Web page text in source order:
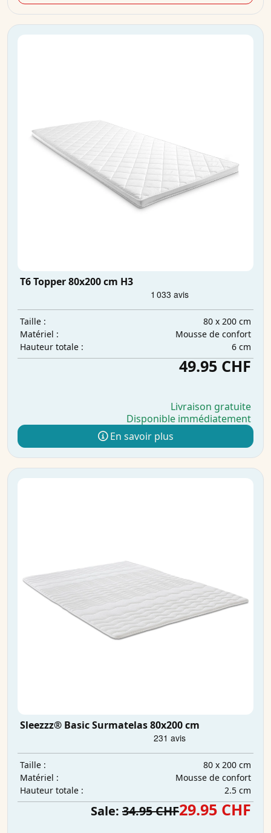
T6 Topper 80x200 cm H3
Taille :
80 x 200 cm
Matériel :
Mousse de confort
Hauteur totale :
6 cm
49.95 CHF
Livraison gratuite
Disponible immédiatement
En savoir plus
Sleezzz® Basic Surmatelas 80x200 cm
Taille :
80 x 200 cm
Matériel :
Mousse de confort
Hauteur totale :
2.5 cm
Sale: 34.95 CHF29.95 CHF